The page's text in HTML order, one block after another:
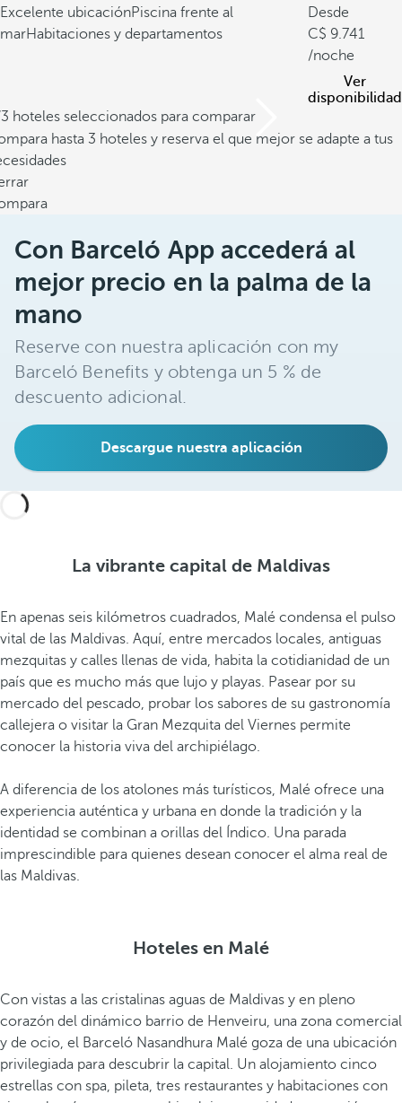
Excelente ubicaciónPiscina frente al
marHabitaciones y departamentos
Desde
9.741
/noche
Ver
disponibilidad
hoteles seleccionados para comparar
hasta 3 hoteles y reserva el que mejor se adapte a tus
Con Barceló App accederá al
mejor precio en la palma de la
mano
Reserve con nuestra aplicación con my
Barceló Benefits y obtenga un 5 % de
descuento adicional.
Descargue nuestra aplicación
La vibrante capital de Maldivas
En apenas seis kilómetros cuadrados, Malé condensa el pulso
vital de las Maldivas. Aquí, entre mercados locales, antiguas
mezquitas y calles llenas de vida, habita la cotidianidad de un
país que es mucho más que lujo y playas. Pasear por su
mercado del pescado, probar los sabores de su gastronomía
callejera o visitar la Gran Mezquita del Viernes permite
conocer la historia viva del archipiélago.
A diferencia de los atolones más turísticos, Malé ofrece una
experiencia auténtica y urbana en donde la tradición y la
identidad se combinan a orillas del Índico. Una parada
imprescindible para quienes desean conocer el alma real de
las Maldivas.
Hoteles en Malé
Con vistas a las cristalinas aguas de Maldivas y en pleno
corazón del dinámico barrio de Henveiru, una zona comercial
y de ocio, el Barceló Nasandhura Malé goza de una ubicación
privilegiada para descubrir la capital. Un alojamiento cinco
estrellas con spa, pileta, tres restaurantes y habitaciones con
e
r
o
.
E
e
m
j
o
r
t
s
t
m
n
o
t
e
c
t
ó